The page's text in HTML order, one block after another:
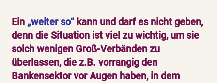
Ein „weiter so“kann und darf es nicht geben,
denn die Situation ist viel zu wichtig, um sie
solch wenigen Groß-Verbänden zu
überlassen, die z.B. vorrangig den
Bankensektor vor Augen haben, in dem